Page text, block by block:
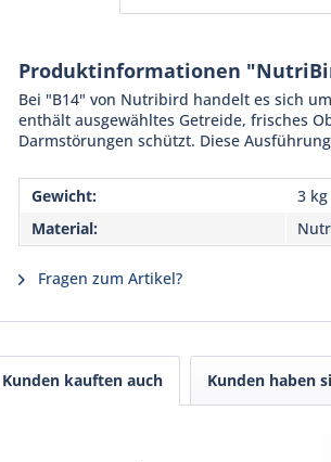
Produktinformationen
Bei "B14" von Nutribird handelt es sich
enthält ausgewähltes Getreide, frisches
Darmstörungen schützt. Diese
Gewicht:
3 kg
Material:
Fragen zum Artikel?
Kunden kauften auch Kunden haben